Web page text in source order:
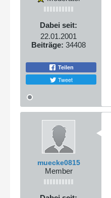
Dabei seit:
22.01.2001
Beiträge: 34408
Teilen
Tweet
muecke0815
Member